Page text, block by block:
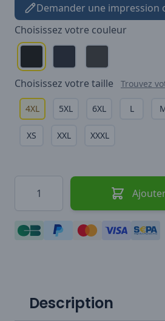
Demander une impression
Choisissez votre couleur
Choisissez votre taille Trouvez
4XL 5XL 6XL L
XS XXL XXXL
Description